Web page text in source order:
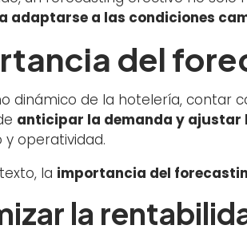
adaptarse a las condiciones
del
dinámico de la hotelería, contar
anticipar la demanda y ajustar
operatividad.
la importancia del
la